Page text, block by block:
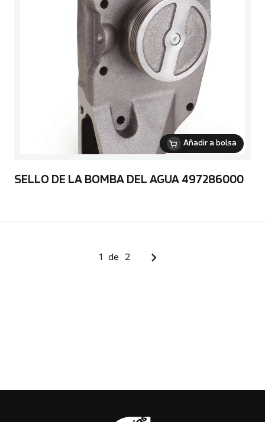
Añadir a bolsa
SELLO DE LA BOMBA DEL AGUA 497286000
1 de 2